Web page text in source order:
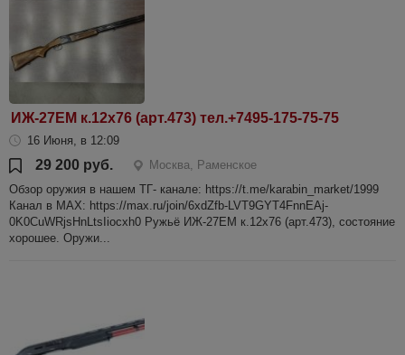
ИЖ-27ЕМ к.12х76 (арт.473) тел.+7495-175-75-75
16 Июня, в 12:09
29 200 руб.
Москва, Раменское
Обзор оружия в нашем ТГ- канале: https://t.me/karabin_market/1999
Канал в МАХ: https://max.ru/join/6xdZfb-LVT9GYT4FnnEAj-
0K0CuWRjsHnLtsIiocxh0 Ружьё ИЖ-27ЕМ к.12х76 (арт.473), состояние
хорошее. Оружи...